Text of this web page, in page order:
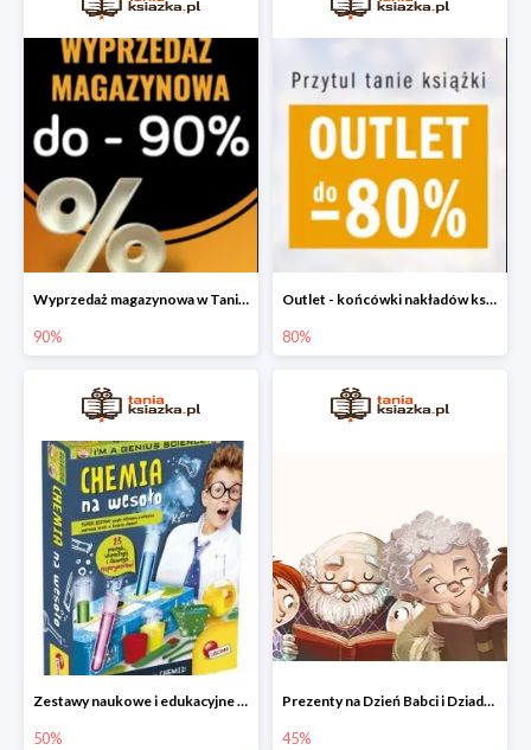
Wyprzedaż magazynowa w Taniej Książce do -90%
90%
Outlet - końcówki nakładów książek do -80%
80%
Zestawy naukowe i edukacyjne dla dzieci w Taniej Książce do -50%
50%
Prezenty na Dzień Babci i Dziadka do -45% w Taniej Książce
45%